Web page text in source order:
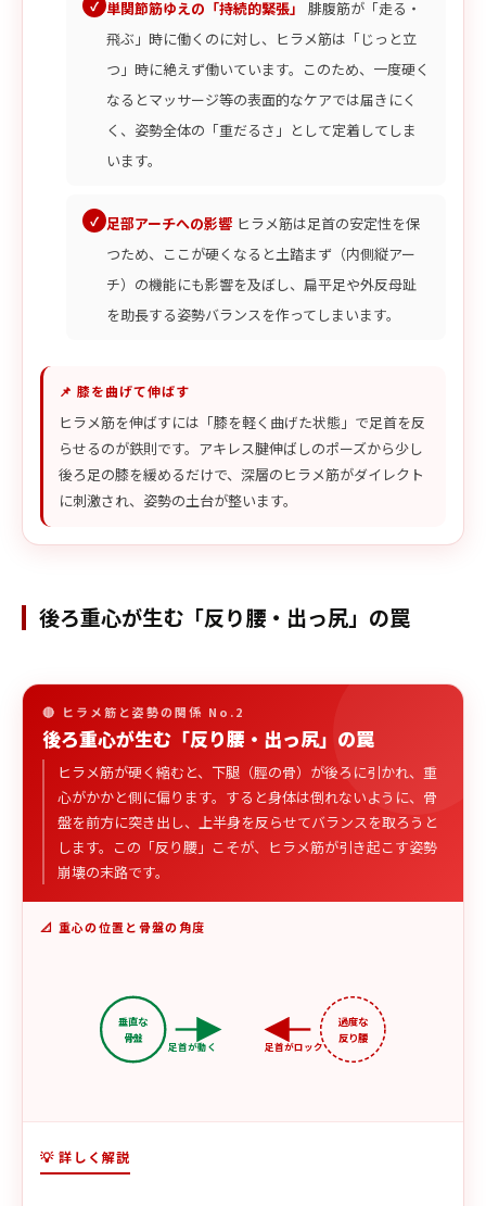
単関節筋ゆえの「持続的緊張」
腓腹筋が「走る・
飛ぶ」時に働くのに対し、ヒラメ筋は「じっと立
つ」時に絶えず働いています。このため、一度硬く
なるとマッサージ等の表面的なケアでは届きにく
く、姿勢全体の「重だるさ」として定着してしま
います。
足部アーチへの影響 ヒラメ筋は足首の安定性を保
つため、ここが硬くなると土踏まず（内側縦アー
チ）の機能にも影響を及ぼし、扁平足や外反母趾
を助長する姿勢バランスを作ってしまいます。
📌 膝を曲げて伸ばす
ヒラメ筋を伸ばすには「膝を軽く曲げた状態」で足首を反
らせるのが鉄則です。アキレス腱伸ばしのポーズから少し
後ろ足の膝を緩めるだけで、深層のヒラメ筋がダイレクト
に刺激され、姿勢の土台が整います。
後ろ重心が生む「反り腰・出っ尻」の罠
🔴 ヒラメ筋と姿勢の関係 No.2
後ろ重心が生む「反り腰・出っ尻」の罠
ヒラメ筋が硬く縮むと、下腿（脛の骨）が後ろに引かれ、重
心がかかと側に偏ります。すると身体は倒れないように、骨
盤を前方に突き出し、上半身を反らせてバランスを取ろうと
します。この「反り腰」こそが、ヒラメ筋が引き起こす姿勢
崩壊の末路です。
📐 重心の位置と骨盤の角度
垂直な
骨盤
足首が動く
過度な
反り腰
足首がロック
💡 詳しく解説